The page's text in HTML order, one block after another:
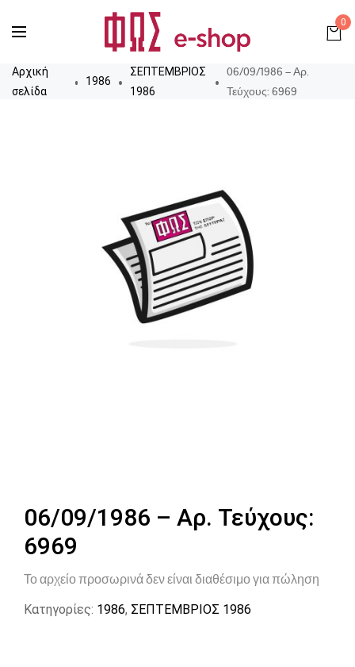
0
Αρχική
σελίδα
1986
ΣΕΠΤΕΜΒΡΙΟΣ
1986
06/09/1986 – Αρ.
Τεύχους: 6969
06/09/1986 – Αρ. Τεύχους:
6969
Το αρχείο προσωρινά δεν είναι διαθέσιμο για πώληση
Κατηγορίες: 1986, ΣΕΠΤΕΜΒΡΙΟΣ 1986